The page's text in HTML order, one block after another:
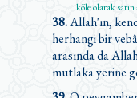
köle olarak satın
38.Allah'ın,
herhangi bir
arasında da
mutlaka yerine